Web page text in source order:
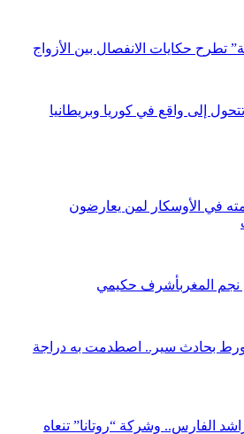
تطرح حكايات الانفصال بين الأزواج
إلى واقع في كوريا وبريطانيا
في الأوسكار لمن يعارضون
نجم المغربأشرف حكيمي
يتورط بحادث سير.. اصطدمت به دراجة
الفارس.. وشركة “روتانا” تنعاه